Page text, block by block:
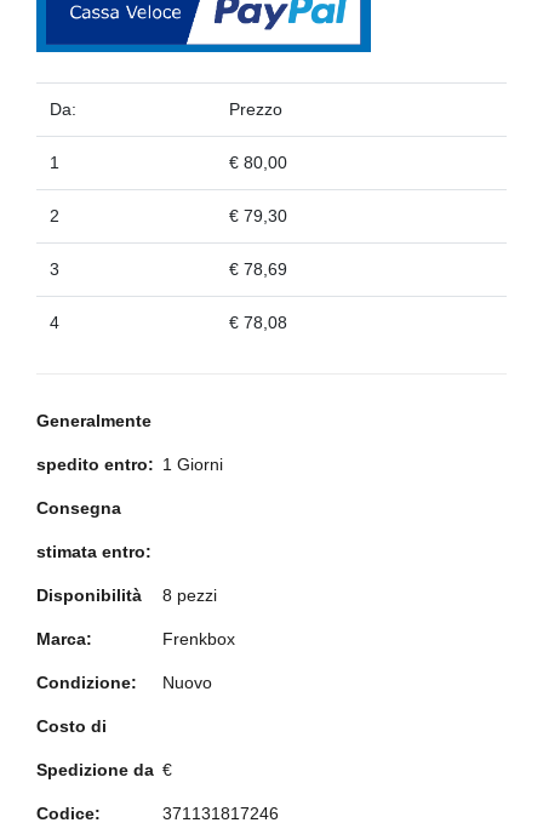
Da: Prezzo
1 € 80,00
2 € 79,30
3 € 78,69
4 € 78,08
Generalmente
spedito entro: 1 Giorni
Consegna
stimata entro:
Disponibilità 8 pezzi
Marca: Frenkbox
Condizione: Nuovo
Costo di
Spedizione da €
Codice: 371131817246